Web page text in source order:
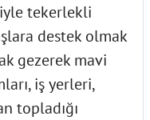
tekerlekli
destek olmak
gezerek mavi
iş yerleri,
topladığı